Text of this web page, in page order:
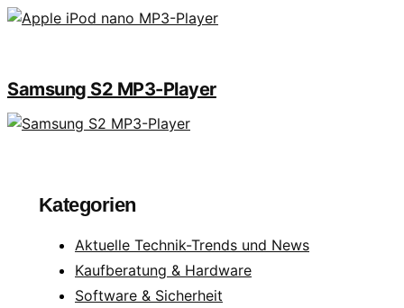
Samsung S2 MP3-Player
Kategorien
Aktuelle Technik-Trends und News
Kaufberatung & Hardware
Software & Sicherheit